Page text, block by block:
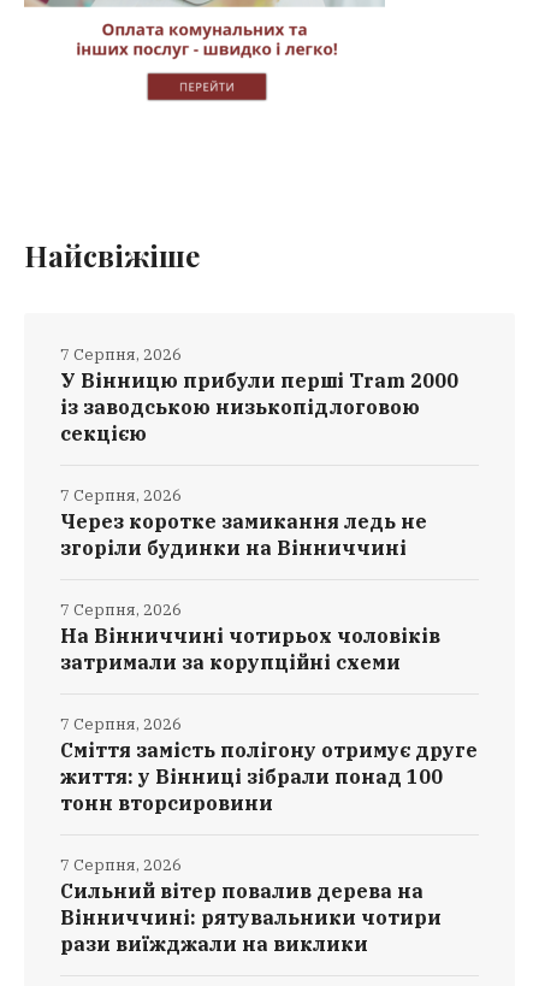
Найсвіжіше
У Вінницю прибули перші Tram 2000
із заводською низькопідлоговою
секцією
7 Серпня, 2026
Через коротке замикання ледь не
згоріли будинки на Вінниччині
7 Серпня, 2026
На Вінниччині чотирьох чоловіків
затримали за корупційні схеми
7 Серпня, 2026
Сміття замість полігону отримує друге
життя: у Вінниці зібрали понад 100
тонн вторсировини
7 Серпня, 2026
Сильний вітер повалив дерева на
Вінниччині: рятувальники чотири
рази виїжджали на виклики
7 Серпня, 2026